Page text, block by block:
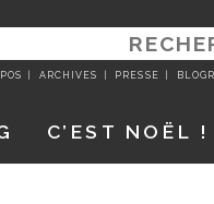
ARCHIVES PRESSE
C’EST NOËL !